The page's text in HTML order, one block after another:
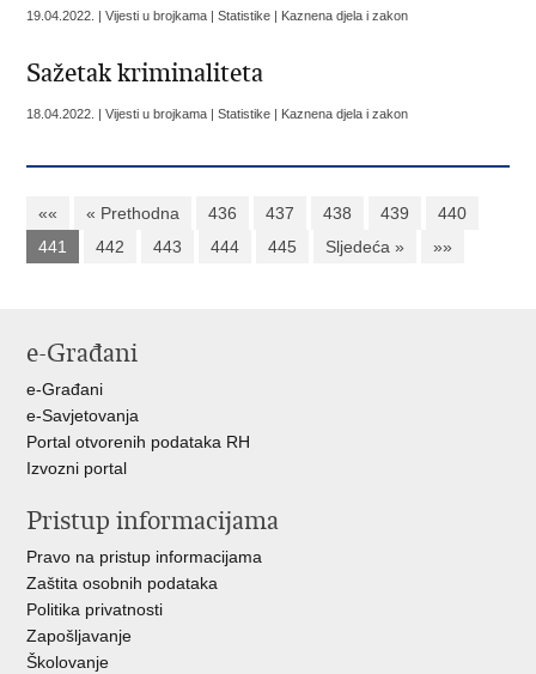
19.04.2022. | Vijesti u brojkama | Statistike | Kaznena djela i zakon
Sažetak kriminaliteta
18.04.2022. | Vijesti u brojkama | Statistike | Kaznena djela i zakon
«« « Prethodna 436 437 438 439
440
441
442 443 444 445 Sljedeća » »»
e-Građani
e-Građani
e-Savjetovanja
Portal otvorenih podataka RH
Izvozni portal
Pristup informacijama
Pravo na pristup informacijama
Zaštita osobnih podataka
Politika privatnosti
Zapošljavanje
Školovanje